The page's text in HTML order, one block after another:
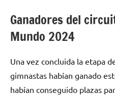
Ganadores del
Mundo 2024
Una vez concluida la etapa
gimnastas habían ganado
habían conseguido plazas